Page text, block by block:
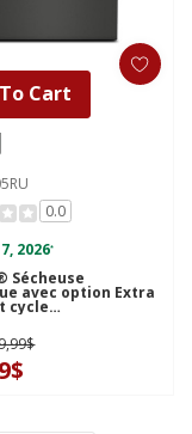
Comparer
0.0
2026*
Sécheuse
avec option Extra
cycle
avec Oxi
Animal Pet Pro - 7
Cart